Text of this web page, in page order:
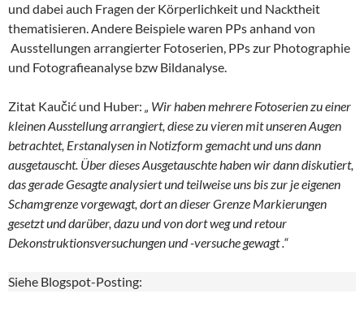
und dabei auch Fragen der Körperlichkeit und Nacktheit
thematisieren. Andere Beispiele waren PPs anhand von
Ausstellungen arrangierter Fotoserien, PPs zur Photographie
und Fotografieanalyse bzw Bildanalyse.
Zitat Kaučić und Huber: „ Wir haben mehrere Fotoserien zu einer
kleinen Ausstellung arrangiert, diese zu vieren mit unseren Augen
betrachtet, Erstanalysen in Notizform gemacht und uns dann
ausgetauscht. Über dieses Ausgetauschte haben wir dann diskutiert,
das gerade Gesagte analysiert und teilweise uns bis zur je eigenen
Schamgrenze vorgewagt, dort an dieser Grenze Markierungen
gesetzt und darüber, dazu und von dort weg und retour
Dekonstruktionsversuchungen und -versuche gewagt .“
Siehe Blogspot-Posting: